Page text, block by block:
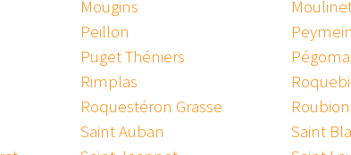
Mougins
Peillon
Puget Théniers
Rimplas
Roquestéron Grasse Roubion
Saint Auban Saint